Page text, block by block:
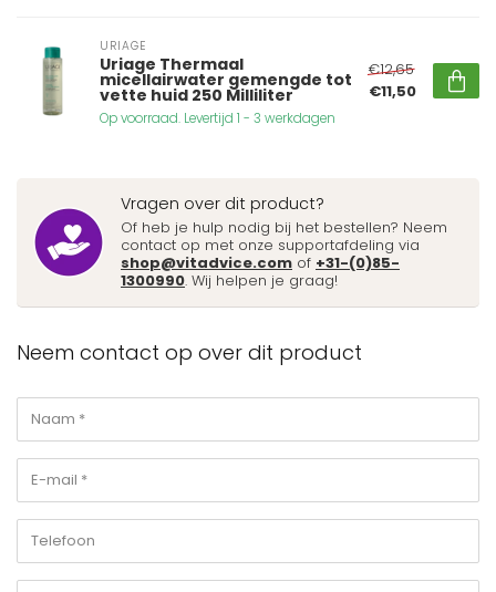
URIAGE
Uriage Thermaal
micellairwater gemengde tot
vette huid 250 Milliliter
Op voorraad. Levertijd 1 - 3 werkdagen
€12,65
€11,50
Vragen over dit product?
Of heb je hulp nodig bij het bestellen? Neem
contact op met onze supportafdeling via
shop@vitadvice.com of +31-(0)85-
1300990. Wij helpen je graag!
Neem contact op over dit product